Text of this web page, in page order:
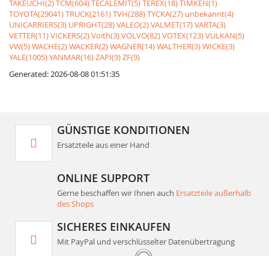
TAKEUCHI(2)TCM(604)TECALEMIT(5)TEREX(18)TIMKEN(1)
TOYOTA(29041)TRUCK(2161)TVH(288)TYCKA(27) unbekannt(4)
UNICARRIERS(3) UPRIGHT(28)VALEO(2)VALMET(17)VARTA(3)
VETTER(11)VICKERS(2)Voith(3)VOLVO(82)VOTEX(123)VULKAN(5)
VW(5)WACHE(2)WACKER(2)WAGNER(14)WALTHER(3)WICKE(3)
YALE(1005)YANMAR(16)ZAPI(9)ZF(9)
Generated: 2026-08-08 01:51:35
GÜNSTIGE KONDITIONEN
Ersatzteile aus einer Hand
ONLINE SUPPORT
Gerne beschaffen wir Ihnen auch Ersatzteile außerhalb
des Shops
SICHERES EINKAUFEN
Mit PayPal und verschlüsselter Datenübertragung